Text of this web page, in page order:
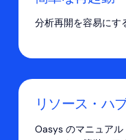
分析再開を容易にす
リソース・ハ
Oasys のマニュアル